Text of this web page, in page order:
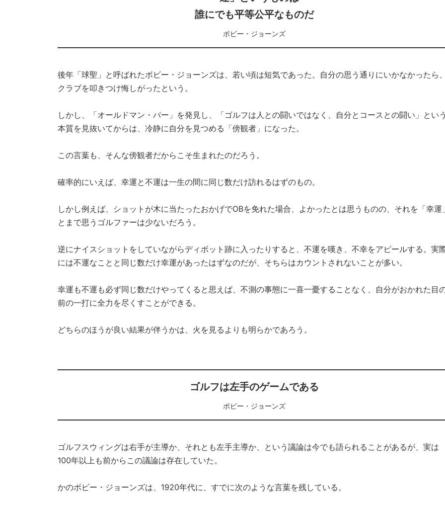
誰にでも平等公平なものだ
ボビー・ジョーンズ
後年「球聖」と呼ばれたボビー・ジョーンズは、若い頃は短気であった。自分の思う通りにいかなかったら
クラブを叩きつけ悔しがったという。
しかし、「オールドマン・パー」を発見し、「ゴルフは人との闘いではなく、自分とコースとの闘い」とい
本質を見抜いてからは、冷静に自分を見つめる「傍観者」になった。
この言葉も、そんな傍観者だからこそ生まれたのだろう。
確率的にいえば、幸運と不運は一生の間に同じ数だけ訪れるはずのもの。
しかし例えば、ショットが木に当たったおかげでOBを免れた場合、よかったとは思うものの、それを「幸運
とまで思うゴルファーは少ないだろう。
逆にナイスショットをしていながらディボット跡に入ったりすると、不運を嘆き、不幸をアピールする。実
には不運なことと同じ数だけ幸運があったはずなのだが、そちらはカウントされないことが多い。
幸運も不運も必ず同じ数だけやってくると思えば、不測の事態に一喜一憂することなく、自分がおかれた目
前の一打に全力を尽くすことができる。
どちらのほうが良い結果が伴うかは、火を見るよりも明らかであろう。
ゴルフは左手のゲームである
ボビー・ジョーンズ
ゴルフスウィングは右手が主導か、それとも左手主導か、という議論は今でも語られることがあるが、実は
100年以上も前からこの議論は存在していた。
かのボビー・ジョーンズは、1920年代に、すでに次のような言葉を残している。